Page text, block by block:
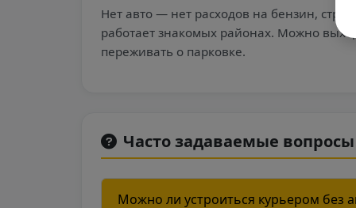
Нет авто — нет расходов на бензин,
работает знакомых районах. Можно
переживать о парковке.
Часто задаваемые вопросы
Можно ли устроиться курьером без